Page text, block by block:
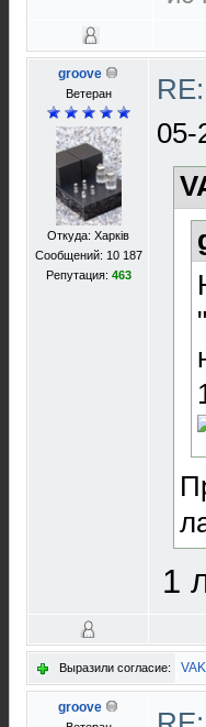
groove
Ветеран
Откуда: Харків
Сообщений: 10 187
Репутация: 463
05-
1
Выразили согласие: VAK
groove